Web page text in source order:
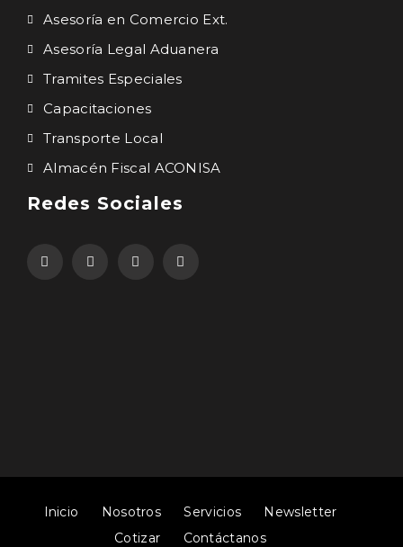
Asesoría en Comercio Ext.
Asesoría Legal Aduanera
Tramites Especiales
Capacitaciones
Transporte Local
Almacén Fiscal ACONISA
Redes Sociales
Inicio Nosotros Servicios
Newsletter
Cotizar
Contáctanos